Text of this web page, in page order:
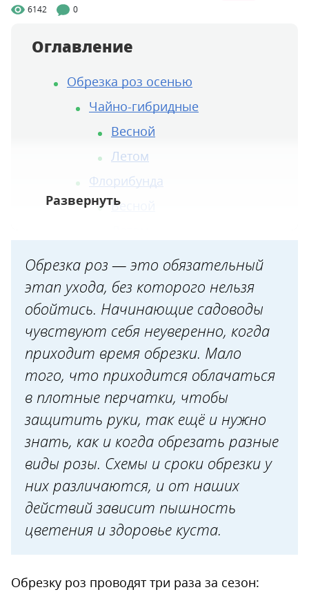
6142 0
Оглавление
Обрезка роз осенью
Чайно-гибридные
Весной
Летом
Флорибунда
Весной
Плетистые и почвопокровные
Весной
Летом
Кустовые и парковые
Весной
Летом
Обрезка роз — это обязательный
этап ухода, без которого нельзя
обойтись. Начинающие садоводы
чувствуют себя неуверенно, когда
приходит время обрезки. Мало
того, что приходится облачаться
в плотные перчатки, чтобы
защитить руки, так ещё и нужно
знать, как и когда обрезать разные
виды розы. Схемы и сроки обрезки у
них различаются, и от наших
действий зависит пышность
цветения и здоровье куста.
Обрезку роз проводят три раза за сезон: